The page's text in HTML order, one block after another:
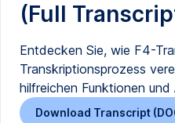
(Full
Entdecken Sie, wie F4-
Transkriptionsprozess
hilfreichen Funktionen
Download Transcript